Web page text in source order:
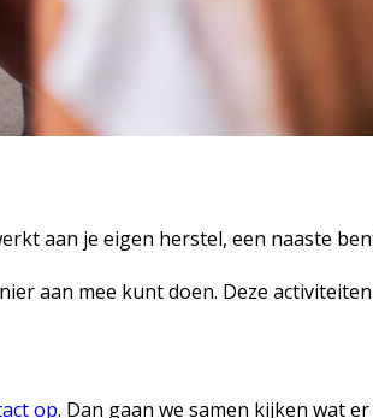
aan je eigen herstel, een naaste
aan mee kunt doen. Deze
op. Dan gaan we samen kijken wat